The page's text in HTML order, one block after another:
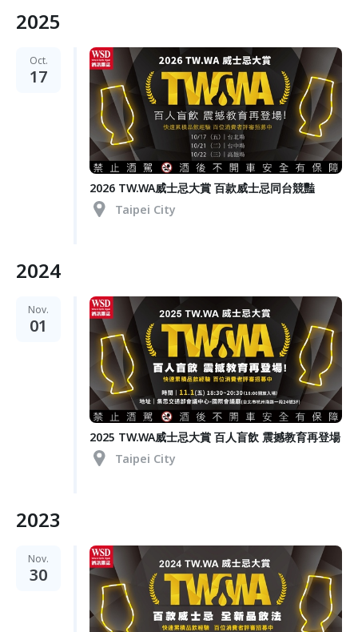
2025
Oct.
17
2026 TW.WA威士忌大賞 百款威士忌同台競豔
Taipei City
2024
Nov.
01
2025 TW.WA威士忌大賞 百人盲飲 震撼教育再登場
Taipei City
2023
Nov.
30